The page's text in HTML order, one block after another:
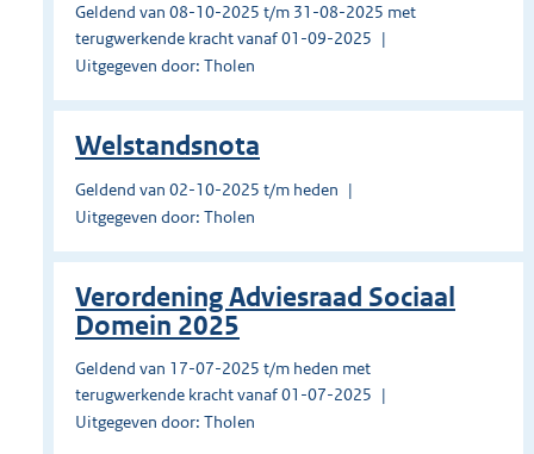
Geldend van 08-10-2025 t/m 31-08-2025 met
terugwerkende kracht vanaf 01-09-2025
Uitgegeven door: Tholen
Welstandsnota
Geldend van 02-10-2025 t/m heden
Uitgegeven door: Tholen
Verordening Adviesraad Sociaal
Domein 2025
Geldend van 17-07-2025 t/m heden met
terugwerkende kracht vanaf 01-07-2025
Uitgegeven door: Tholen